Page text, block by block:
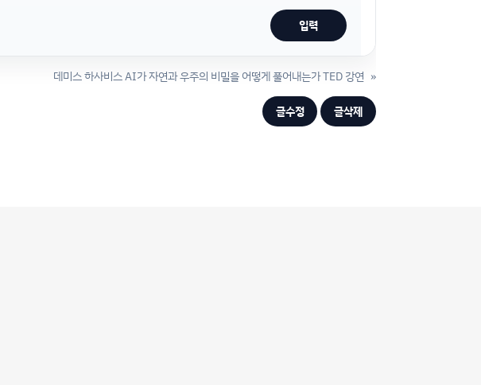
데미스 하사비스 AI가 자연과 우주의 비밀을 어떻게 풀어내는가 TED 강연 »
글수정 글삭제